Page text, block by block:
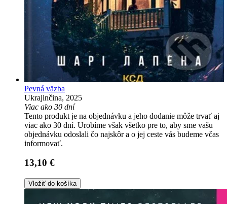
Pevná väzba
Ukrajinčina, 2025
Viac ako 30 dní
Tento produkt je na objednávku a jeho dodanie môže trvať aj
viac ako 30 dní. Urobíme však všetko pre to, aby sme vašu
objednávku odoslali čo najskôr a o jej ceste vás budeme včas
informovať.
13,10 €
Vložiť do košíka